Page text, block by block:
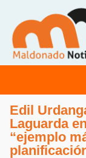
Edil
Laguarda
“ejemplo